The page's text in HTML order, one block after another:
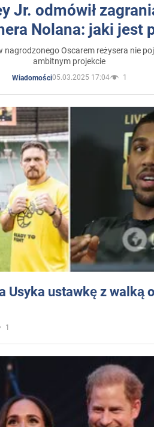
Jr. odmówił
Nolana: jaki jest
Oscarem reżysera nie
ambitnym projekcie
Wiadomości05.03.2025 17:04 1
Usyka ustawkę z walką
1